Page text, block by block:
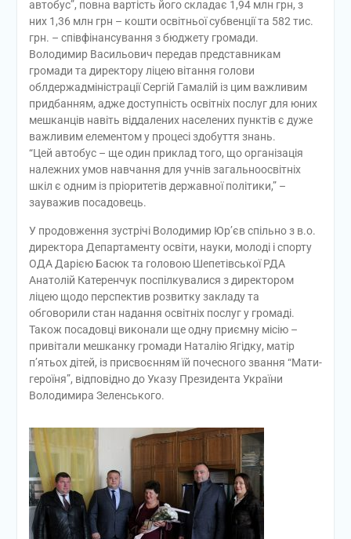
автобус”, повна вартість його складає 1,94 млн грн, з
них 1,36 млн грн – кошти освітньої субвенції та 582 тис.
грн. – співфінансування з бюджету громади.
Володимир Васильович передав представникам
громади та директору ліцею вітання голови
облдержадміністрації Сергій Гамалій із цим важливим
придбанням, адже доступність освітніх послуг для юних
мешканців навіть віддалених населених пунктів є дуже
важливим елементом у процесі здобуття знань.
“Цей автобус – ще один приклад того, що організація
належних умов навчання для учнів загальноосвітніх
шкіл є одним із пріоритетів державної політики,” –
зауважив посадовець.
У продовження зустрічі Володимир Юр’єв спільно з в.о.
директора Департаменту освіти, науки, молоді і спорту
ОДА Дарією Басюк та головою Шепетівської РДА
Анатолій Катеренчук поспілкувалися з директором
ліцею щодо перспектив розвитку закладу та
обговорили стан надання освітніх послуг у громаді.
Також посадовці виконали ще одну приємну місію –
привітали мешканку громади Наталію Ягідку, матір
п’ятьох дітей, із присвоєнням їй почесного звання “Мати-
героїня”, відповідно до Указу Президента України
Володимира Зеленського.